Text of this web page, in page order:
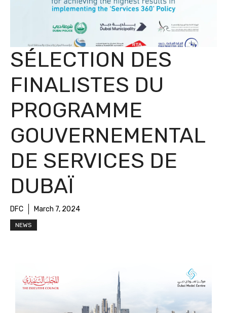
SÉLECTION DES
FINALISTES DU
PROGRAMME
GOUVERNEMENTAL
DE SERVICES DE
DUBAÏ
DFC March 7, 2024
NEWS